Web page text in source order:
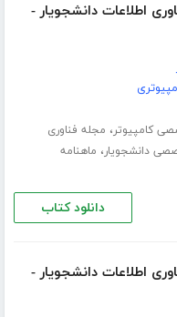
اطلاعات دانشجویار -
کامپیوتر، مجله فناوری
دانشجویار، ماهنامه
دانلود کتاب
اطلاعات دانشجویار -